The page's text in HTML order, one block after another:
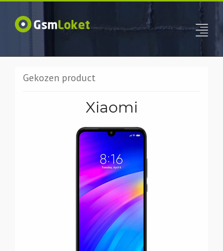
Gekozen product
Xiaomi